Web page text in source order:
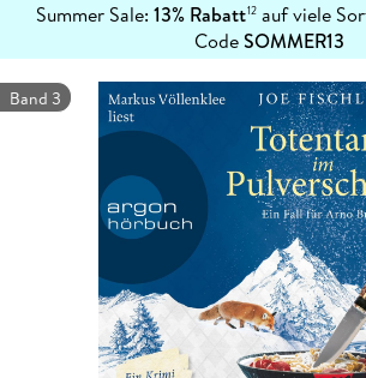
Summer Sale: 13% Rabatt12auf viele
CodeSOMMER13
erfahren
Band 3